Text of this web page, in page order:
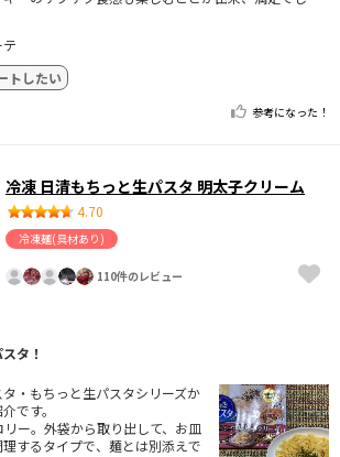
トしたい
参考になった！
冷凍 日清もちっと生パスタ 明太子クリーム
4.70
冷凍麺(具材あり)
110件のレビュー
タ！
・もちっと生パスタシリーズか
です。
ー。外袋から取り出して、お皿
するタイプで、麺とは別添えで